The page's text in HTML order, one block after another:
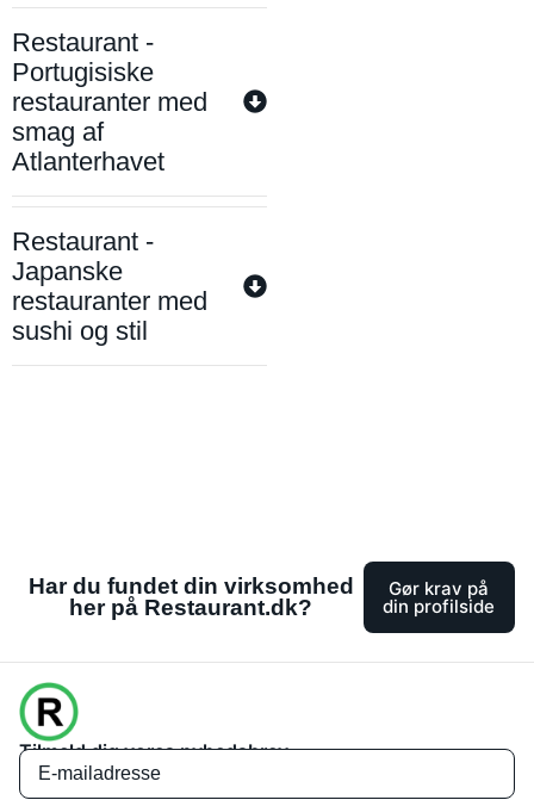
Restaurant -
Portugisiske
restauranter med
smag af
Atlanterhavet
Restaurant -
Japanske
restauranter med
sushi og stil
Har du fundet din virksomhed
her på Restaurant.dk?
Gør krav på
din profilside
Tilmeld dig vores nyhedsbrev